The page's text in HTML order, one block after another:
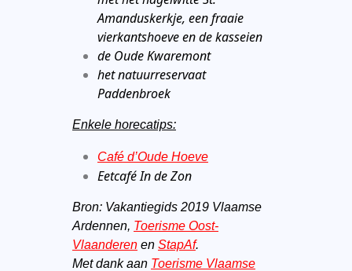
Amanduskerkje, een fraaie
vierkantshoeve en de kasseien
de Oude Kwaremont
het natuurreservaat
Paddenbroek
Enkele horecatips:
Café d’Oude Hoeve
Eetcafé In de Zon
Bron: Vakantiegids 2019 Vlaamse
Ardennen, Toerisme Oost-
Vlaanderenen StapAf.
Met dank aan Toerisme Vlaamse